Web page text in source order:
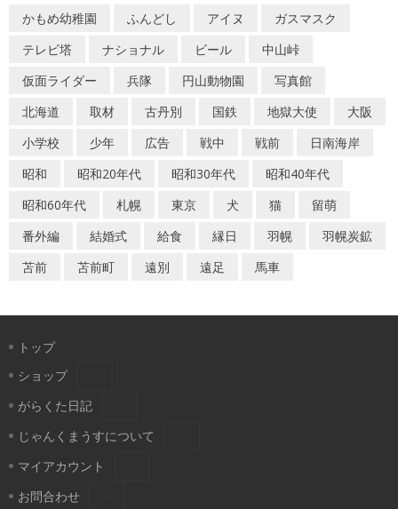
かもめ幼稚園 ふんどし アイヌ
ガスマスク
テレビ塔
ナショナル ビール
中山峠
仮面ライダー
兵隊 円山動物園
写真館
北海道
取材 古丹別 国鉄 地獄大使
大阪
小学校
少年 広告 戦中 戦前
日南海岸
昭和
昭和20年代 昭和30年代
昭和40年代
昭和60年代
札幌 東京 犬 猫
留萌
番外編
結婚式 給食 縁日 羽幌
羽幌炭鉱
苫前
苫前町 遠別 遠足 馬車
トップ
ショップ
がらくた日記
じゃんくまうすについて
マイアカウント
お問合わせ